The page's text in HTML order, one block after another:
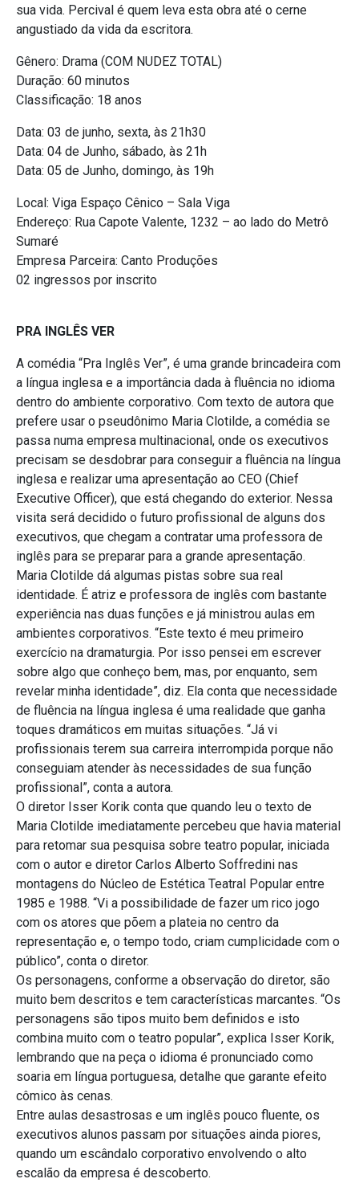
sua vida. Percival é quem leva esta obra até o cerne
angustiado da vida da escritora.
Gênero: Drama (COM NUDEZ TOTAL)
Duração: 60 minutos
Classificação: 18 anos
Data: 03 de junho, sexta, às 21h30
Data: 04 de Junho, sábado, às 21h
Data: 05 de Junho, domingo, às 19h
Local: Viga Espaço Cênico – Sala Viga
Endereço: Rua Capote Valente, 1232 – ao lado do Metrô
Sumaré
Empresa Parceira: Canto Produções
02 ingressos por inscrito
PRA INGLÊS VER
A comédia “Pra Inglês Ver”, é uma grande brincadeira com
a língua inglesa e a importância dada à fluência no idioma
dentro do ambiente corporativo. Com texto de autora que
prefere usar o pseudônimo Maria Clotilde, a comédia se
passa numa empresa multinacional, onde os executivos
precisam se desdobrar para conseguir a fluência na língua
inglesa e realizar uma apresentação ao CEO (Chief
Executive Officer), que está chegando do exterior. Nessa
visita será decidido o futuro profissional de alguns dos
executivos, que chegam a contratar uma professora de
inglês para se preparar para a grande apresentação.
Maria Clotilde dá algumas pistas sobre sua real
identidade. É atriz e professora de inglês com bastante
experiência nas duas funções e já ministrou aulas em
ambientes corporativos. “Este texto é meu primeiro
exercício na dramaturgia. Por isso pensei em escrever
sobre algo que conheço bem, mas, por enquanto, sem
revelar minha identidade”, diz. Ela conta que necessidade
de fluência na língua inglesa é uma realidade que ganha
toques dramáticos em muitas situações. “Já vi
profissionais terem sua carreira interrompida porque não
conseguiam atender às necessidades de sua função
profissional”, conta a autora.
O diretor Isser Korik conta que quando leu o texto de
Maria Clotilde imediatamente percebeu que havia material
para retomar sua pesquisa sobre teatro popular, iniciada
com o autor e diretor Carlos Alberto Soffredini nas
montagens do Núcleo de Estética Teatral Popular entre
1985 e 1988. “Vi a possibilidade de fazer um rico jogo
com os atores que põem a plateia no centro da
representação e, o tempo todo, criam cumplicidade com o
público”, conta o diretor.
Os personagens, conforme a observação do diretor, são
muito bem descritos e tem características marcantes. “Os
personagens são tipos muito bem definidos e isto
combina muito com o teatro popular”, explica Isser Korik,
lembrando que na peça o idioma é pronunciado como
soaria em língua portuguesa, detalhe que garante efeito
cômico às cenas.
Entre aulas desastrosas e um inglês pouco fluente, os
executivos alunos passam por situações ainda piores,
quando um escândalo corporativo envolvendo o alto
escalão da empresa é descoberto.